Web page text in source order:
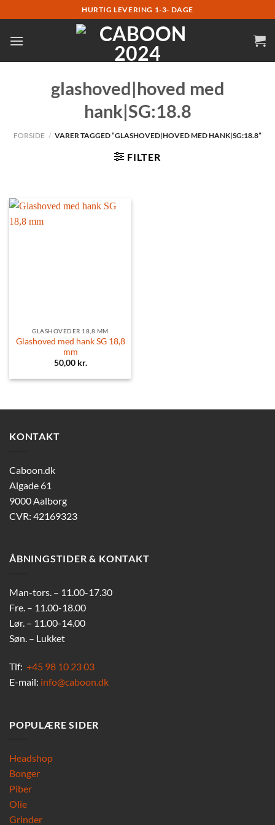
til
indhold
HURTIG LEVERING 1-3- DAGE
glashoved|hoved med
hank|SG:18.8
FORSIDE / VARER TAGGED “GLASHOVED|HOVED MED HANK|SG:18.8”
FILTER
GLASHOVEDER 18,8 MM
Glashoved med hank SG 18,8
mm
50,00 kr.
KONTAKT
Caboon.dk
Algade 61
9000 Aalborg
CVR: 42169323
ÅBNINGSTIDER & KONTAKT
Man-tors. – 11.00-17.30
Fre. – 11.00-18.00
Lør. – 11.00-14.00
Søn. – Lukket
Tlf: +45 98 10 23 03
E-mail: info@caboon.dk
POPULÆRE SIDER
Headshop
Bonger
Piber
Olie
Grinder